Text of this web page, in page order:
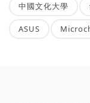
中國文化大學
ASUS